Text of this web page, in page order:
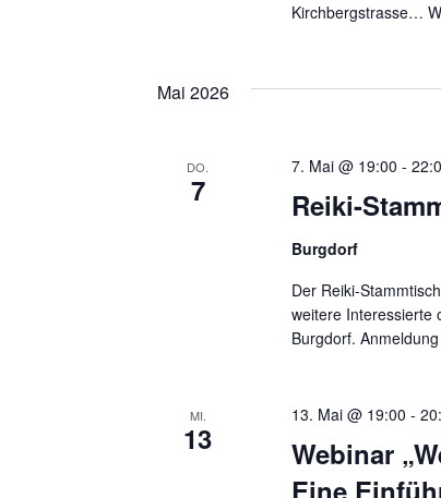
Kirchbergstrasse…
Mai 2026
DO.
7 Reiki-
7. Mai @ 19:00 -
Burgdorf
Der Reiki-
weitere Interessierte
Burgdorf.
MI.
13
Webinar
Eine
13. Mai @ 19:00 -